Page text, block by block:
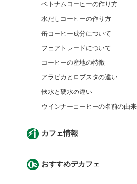
ベトナムコーヒーの作り方
水だしコーヒーの作り方
缶コーヒー成分について
フェアトレードについて
コーヒーの産地の特徴
アラビカとロブスタの違い
軟水と硬水の違い
ウインナーコーヒーの名前の由来
カフェ情報
おすすめデカフェ